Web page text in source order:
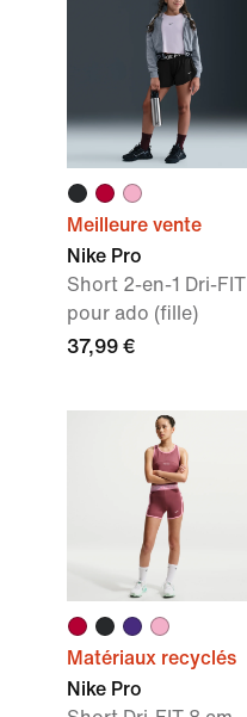
Meilleure vente
Nike Pro
Short 2-en-1 Dri-FIT
pour ado (fille)
37,99 €
Matériaux recyclés
Nike Pro